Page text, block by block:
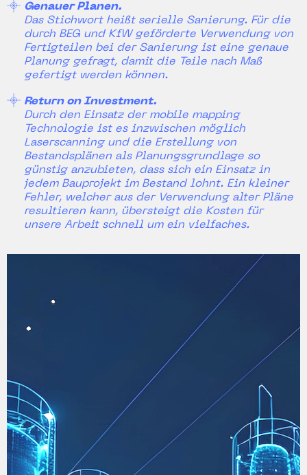
Genauer Planen.
Das Stichwort heißt serielle Sanierung. Für die
durch BEG und KfW geförderte Verwendung von
Fertigteilen bei der Sanierung ist eine genaue
Planung gefragt, damit die Teile nach Maß
gefertigt werden können.
Return on Investment.
Durch den Einsatz der mobile mapping
Technologie ist es inzwischen möglich
Laserscanning und die Erstellung von
Bestandsplänen als Planungsgrundlage so
günstig anzubieten, dass sich ein Einsatz in
jedem Bauprojekt im Bestand lohnt. Ein kleiner
Fehler, welcher aus der Verwendung alter Pläne
resultieren kann, übersteigt die Kosten für
unsere Arbeit schnell um ein vielfaches.